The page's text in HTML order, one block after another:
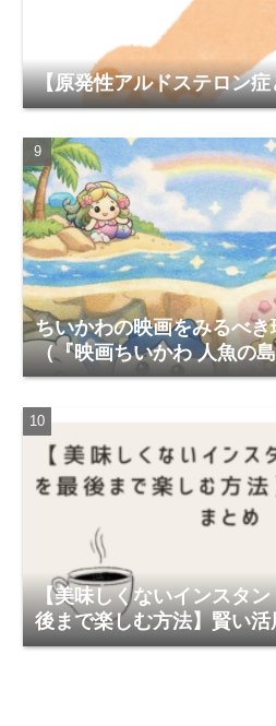
【原発性アルドステロン
ちいかわの映画をみるべ
（『映画ちいかわ 人魚の
【美味しくないインスタ
後まで楽しむ方法】賢い